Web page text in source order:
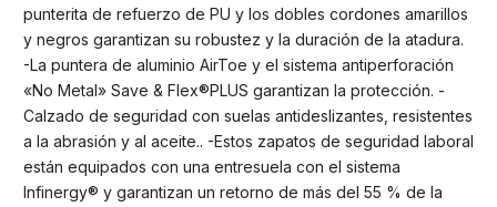
punterita de refuerzo de PU y los dobles cordones amarillos
y negros garantizan su robustez y la duración de la atadura.
-La puntera de aluminio AirToe y el sistema antiperforación
«No Metal» Save & Flex®PLUS garantizan la protección. -
Calzado de seguridad con suelas antideslizantes, resistentes
a la abrasión y al aceite.. -Estos zapatos de seguridad laboral
están equipados con una entresuela con el sistema
Infinergy® y garantizan un retorno de más del 55 % de la